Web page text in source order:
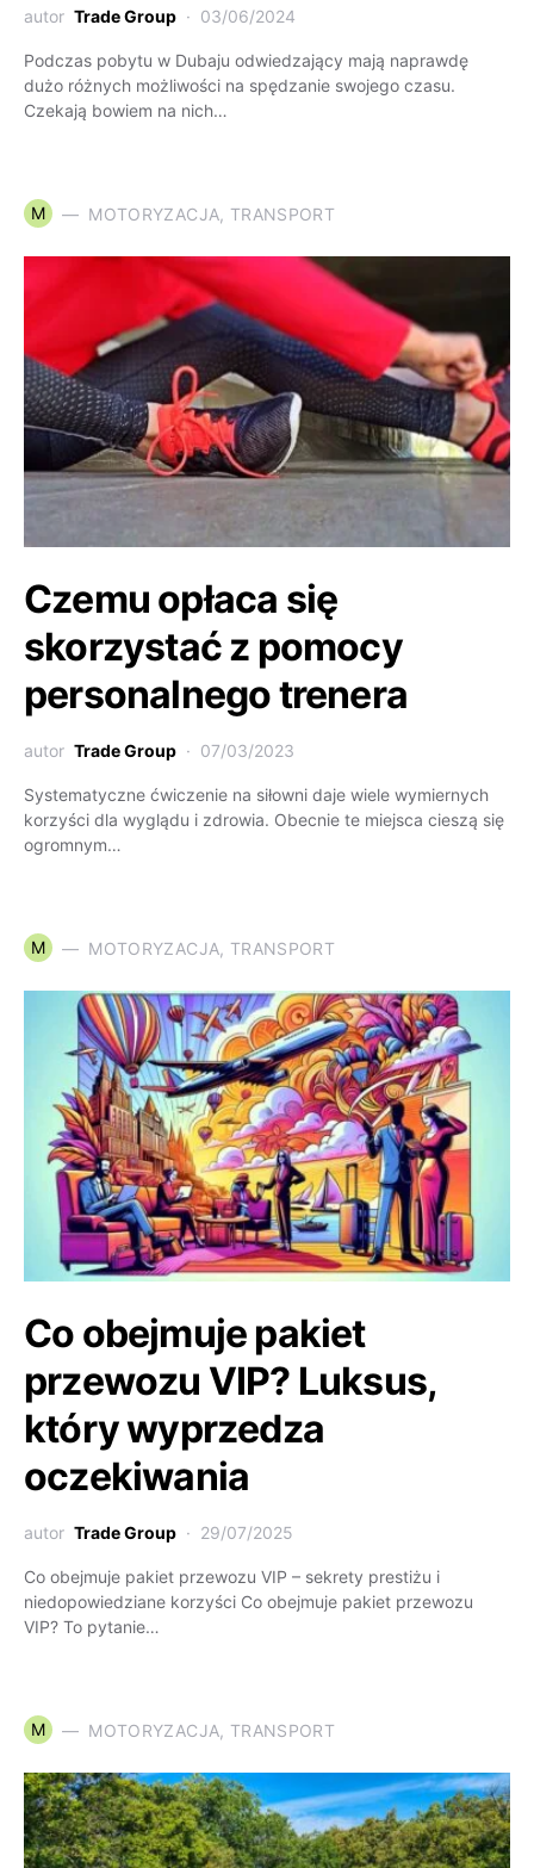
autor Trade Group 03/06/2024
Podczas pobytu w Dubaju odwiedzający mają naprawdę
dużo różnych możliwości na spędzanie swojego czasu.
Czekają bowiem na nich…
M MOTORYZACJA, TRANSPORT
Czemu opłaca się
skorzystać z pomocy
personalnego trenera
autor Trade Group 07/03/2023
Systematyczne ćwiczenie na siłowni daje wiele wymiernych
korzyści dla wyglądu i zdrowia. Obecnie te miejsca cieszą się
ogromnym…
M MOTORYZACJA, TRANSPORT
Co obejmuje pakiet
przewozu VIP? Luksus,
który wyprzedza
oczekiwania
autor Trade Group 29/07/2025
Co obejmuje pakiet przewozu VIP – sekrety prestiżu i
niedopowiedziane korzyści Co obejmuje pakiet przewozu
VIP? To pytanie…
M MOTORYZACJA, TRANSPORT